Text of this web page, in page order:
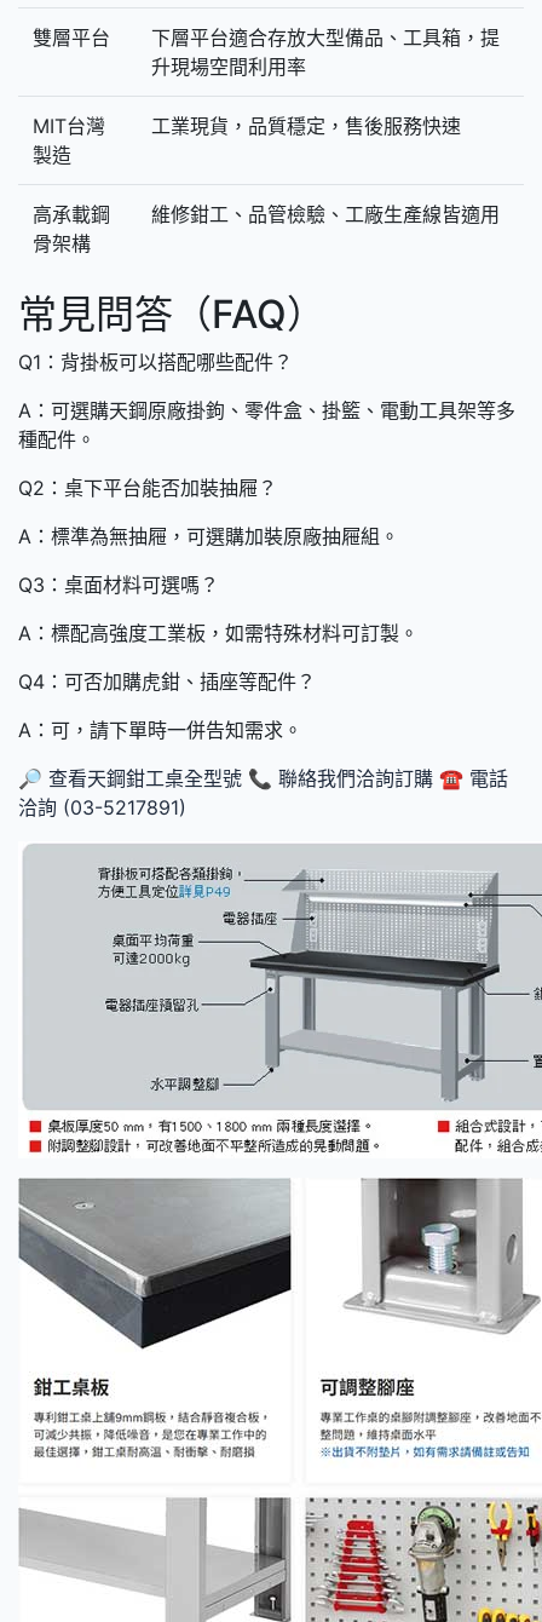
雙層平台
下層平台適合存放大型備品、工具箱，提
升現場空間利用率
MIT台灣
製造
工業現貨，品質穩定，售後服務快速
高承載鋼
骨架構
維修鉗工、品管檢驗、工廠生產線皆適用
常見問答（FAQ）
Q1：背掛板可以搭配哪些配件？
A：可選購天鋼原廠掛鉤、零件盒、掛籃、電動工具架等多
種配件。
Q2：桌下平台能否加裝抽屜？
A：標準為無抽屜，可選購加裝原廠抽屜組。
Q3：桌面材料可選嗎？
A：標配高強度工業板，如需特殊材料可訂製。
Q4：可否加購虎鉗、插座等配件？
A：可，請下單時一併告知需求。
🔎 查看天鋼鉗工桌全型號 📞 聯絡我們洽詢訂購 ☎️ 電話
洽詢 (03-5217891)